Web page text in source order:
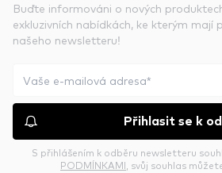
Buďte informováni o nových
exkluzivních nabídkách, ke kterým mají
našeho newsletteru!
Přihlasit se k
S přihlášením k odběru newsletteru
PODMÍNKAMI , svůj souhlas